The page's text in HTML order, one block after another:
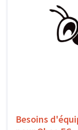
Besoins